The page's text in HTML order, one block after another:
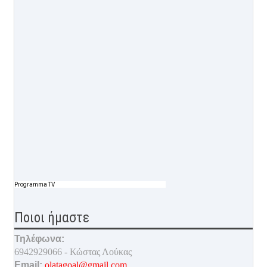
Programma TV
Ποιοι ήμαστε
Τηλέφωνα:
6942929066 - Κώστας Λούκας
Email: olatagoal@gmail.com